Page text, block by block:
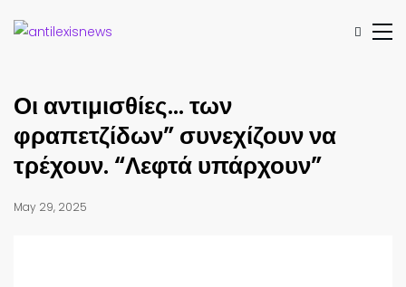
Οι αντιμισθίες… των
φραπετζίδων” συνεχίζουν να
τρέχουν. “Λεφτά υπάρχουν”
May 29, 2025